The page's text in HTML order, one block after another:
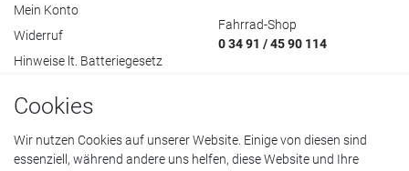
Mein Konto
Widerruf
Hinweise lt. Batteriegesetz
Fahrrad-Shop
0 34 91 / 45 90 114
Datenschutzerklärung • AGB Impressum
Cookies
Wir nutzen Cookies auf unserer Website. Einige von diesen sind
essenziell, während andere uns helfen, diese Website und Ihre